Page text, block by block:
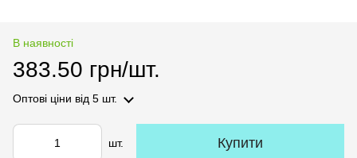
В наявності
383.50 грн/шт.
Оптові ціни від 5 шт.
шт. Купити